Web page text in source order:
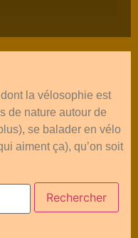
la vélosophie est
de nature autour de
se balader en vélo
aiment ça), qu’on soit